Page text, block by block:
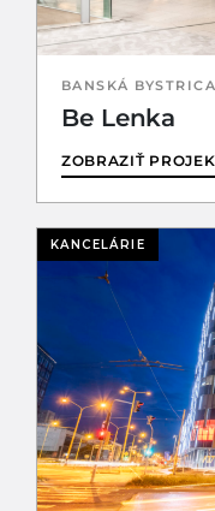
BANSKÁ
Be Lenka
ZOBRAZIŤ
KANCELÁRIE